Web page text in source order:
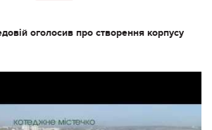
оголосив про створення корпусу